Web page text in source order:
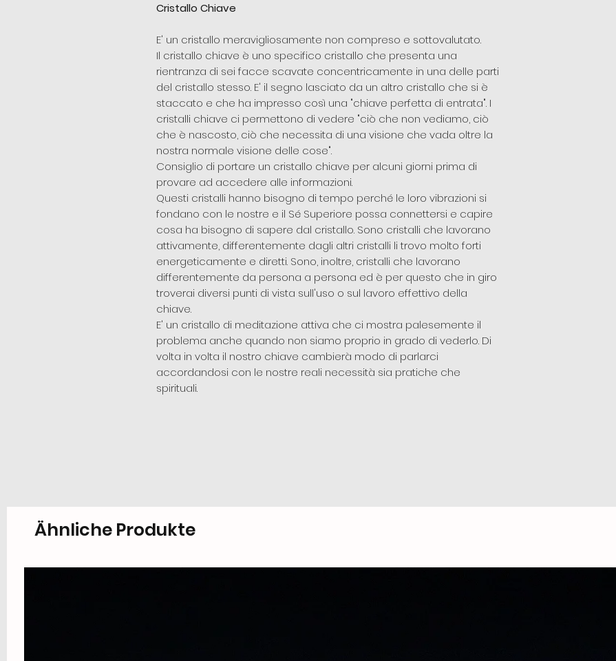
Cristallo Chiave
E' un cristallo meravigliosamente non compreso e sottovalutato.
Il cristallo chiave è uno specifico cristallo che presenta una
rientranza di sei facce scavate concentricamente in una delle parti
del cristallo stesso. E' il segno lasciato da un altro cristallo che si è
staccato e che ha impresso così una "chiave perfetta di entrata". I
cristalli chiave ci permettono di vedere "ciò che non vediamo, ciò
che è nascosto, ciò che necessita di una visione che vada oltre la
nostra normale visione delle cose".
Consiglio di portare un cristallo chiave per alcuni giorni prima di
provare ad accedere alle informazioni.
Questi cristalli hanno bisogno di tempo perché le loro vibrazioni si
fondano con le nostre e il Sé Superiore possa connettersi e capire
cosa ha bisogno di sapere dal cristallo. Sono cristalli che lavorano
attivamente, differentemente dagli altri cristalli li trovo molto forti
energeticamente e diretti. Sono, inoltre, cristalli che lavorano
differentemente da persona a persona ed è per questo che in giro
troverai diversi punti di vista sull'uso o sul lavoro effettivo della
chiave.
E' un cristallo di meditazione attiva che ci mostra palesemente il
problema anche quando non siamo proprio in grado di vederlo. Di
volta in volta il nostro chiave cambierà modo di parlarci
accordandosi con le nostre reali necessità sia pratiche che
spirituali.
Ähnliche Produkte